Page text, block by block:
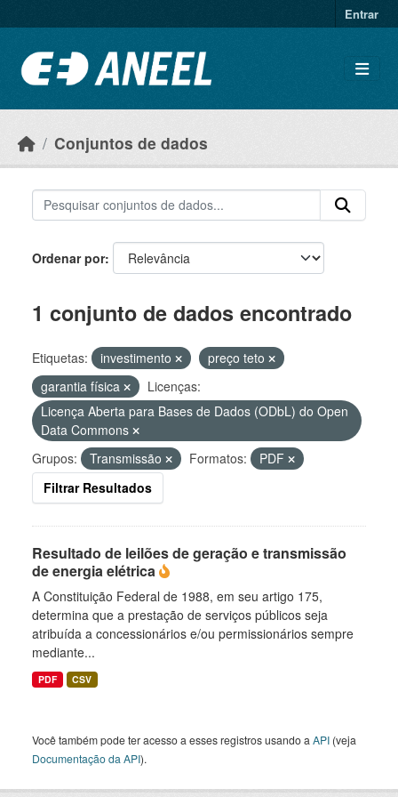
Entrar
Conjuntos de dados
Ordenar por
1 conjunto de dados encontrado
Etiquetas: investimento
preço teto
garantia física
Licenças:
Licença Aberta para Bases de Dados (ODbL) do Open
Data Commons
Grupos:
Transmissão Formatos:
PDF
Filtrar Resultados
Resultado de leilões de geração e transmissão
de energia elétrica
A Constituição Federal de 1988, em seu artigo 175,
determina que a prestação de serviços públicos seja
atribuída a concessionários e/ou permissionários sempre
mediante...
PDF CSV
Você também pode ter acesso a esses registros usando a API (veja
Documentação da API).